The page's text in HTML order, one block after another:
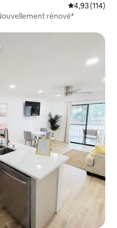
Évaluation
4,93 (114)
rénové*